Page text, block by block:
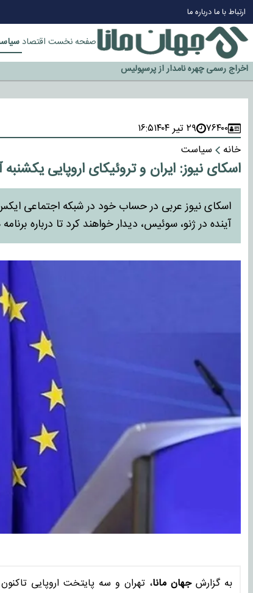
ارتباط با مادرباره ما
صفحه نخست اقتصاد
چرا طلا دوباره افزایشی شد؟
گزینه جدایی اوسمار روی میز مدیران پرسپولیس
آیا رئیس جمهور آمریکا قانون را دور می‌زند؟
اخراج رسمی چهره نامدار از پرسپولیس
سازمان اطلاعات سپاه: پروژه دولت ترامپ برای مهار چین، روسیه و اروپا
۷۶۴۰۰ ۲۹ تیر ۱۴۰۴
۱۶:۵
خانه
سیاست
اسکای نیوز: ایران و تروئیکای اروپایی
اسکای نیوز عربی در حساب خود در شبکه اجتماعی
آینده در ژنو، سوئیس، دیدار خواهند کرد تا درباره
به گزارشجهان مانا، تهران و سه پایتخت اروپایی